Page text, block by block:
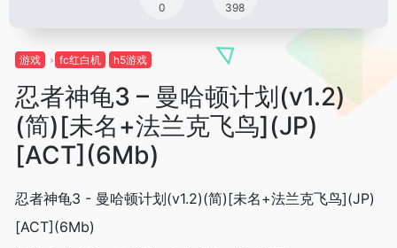
0 398
游戏 fc红白机 h5游戏
忍者神龟3 – 曼哈顿计划(v1.2)
(简)[未名+法兰克飞鸟](JP)
[ACT](6Mb)
忍者神龟3 - 曼哈顿计划(v1.2)(简)[未名+法兰克飞鸟](JP)
[ACT](6Mb)